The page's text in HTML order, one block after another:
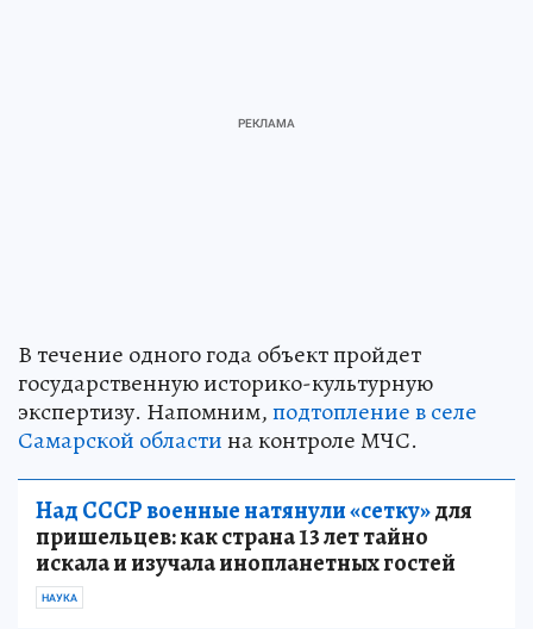
В течение одного года объект пройдет
государственную историко-культурную
экспертизу. Напомним,подтопление в селе
Самарской областина контроле МЧС.
Над СССР военные натянули «сетку»для
пришельцев: как страна 13 лет тайно
искала и изучала инопланетных гостей
НАУКА